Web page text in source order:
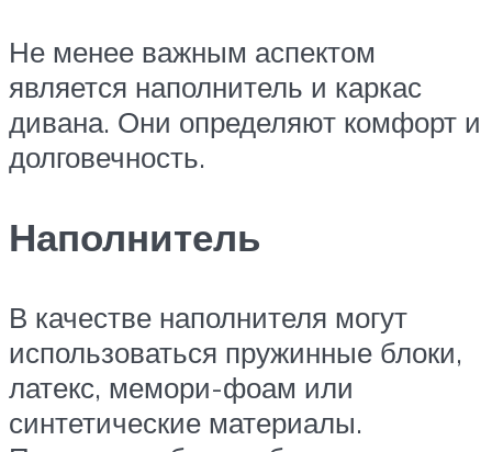
Не менее важным аспектом
является наполнитель и каркас
дивана. Они определяют комфорт и
долговечность.
Наполнитель
В качестве наполнителя могут
использоваться пружинные блоки,
латекс, мемори-фоам или
синтетические материалы.